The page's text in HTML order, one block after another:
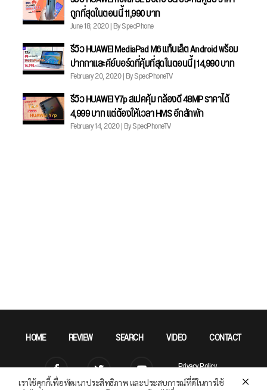
ถูกที่สุดในตอนนี้ 11,990 บาท
June 18, 2020 | By SpecPhone
รีวิว HUAWEI MediaPad M6 แท็บเล็ต Android พร้อม
ปากกาและคีย์บอร์ดที่คุ้มที่สุดในตอนนี้ | 14,990 บาท
February 20, 2020 | By SpecPhoneTV
รีวิว HUAWEI Y7p สเปคคุ้ม กล้องดี 48MP ราคาได้
4,999 บาท แต่ต้องให้เวลา HMS อีกสักพัก
February 14, 2020 | By SpecPhoneTV
HOME REVIEW SEARCH VIDEO CONTACT
Privacy Policy
เราใช้คุกกี้เพื่อพัฒนาประสิทธิภาพ และประสบการณ์ที่ดีในการใช้